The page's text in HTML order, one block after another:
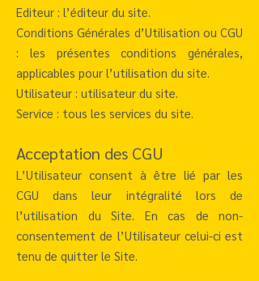
Editeur : l’éditeur du site.
Conditions Générales d’Utilisation ou CGU
: les présentes conditions générales,
applicables pour l’utilisation du site.
Utilisateur : utilisateur du site.
Service : tous les services du site.
Acceptation des CGU
L’Utilisateur consent à être lié par les
CGU dans leur intégralité lors de
l’utilisation du Site. En cas de non-
consentement de l’Utilisateur celui-ci est
tenu de quitter le Site.